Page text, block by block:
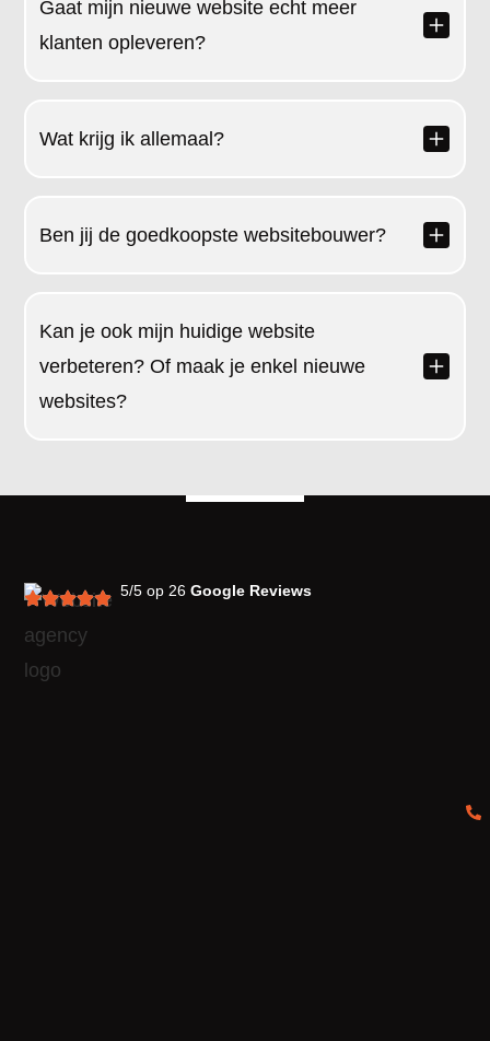
Gaat mijn nieuwe website echt meer
klanten opleveren?
Wat krijg ik allemaal?
Ben jij de goedkoopste websitebouwer?
Kan je ook mijn huidige website
verbeteren? Of maak je enkel nieuwe
websites?
5/5 op 26Google Reviews